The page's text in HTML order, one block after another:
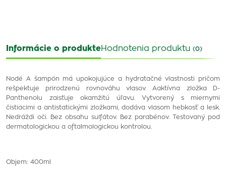
Informácie o produkteHodnotenia produktu (0)
Nodé A šampón má upokojujúce a hydratačné vlastnosti pričom
rešpektuje prirodzenú rovnováhu vlasov. Aaktívna zložka D-
Panthenolu zaisťuje okamžitú úľavu. Vytvorený s miernymi
čistiacimi a antistatickými zložkami, dodáva vlasom hebkosť a lesk.
Nedráždi oči. Bez obsahu sulfátov. Bez parabénov. Testovaný pod
dermatologickou a oftalmologickou kontrolou.
Objem: 400ml